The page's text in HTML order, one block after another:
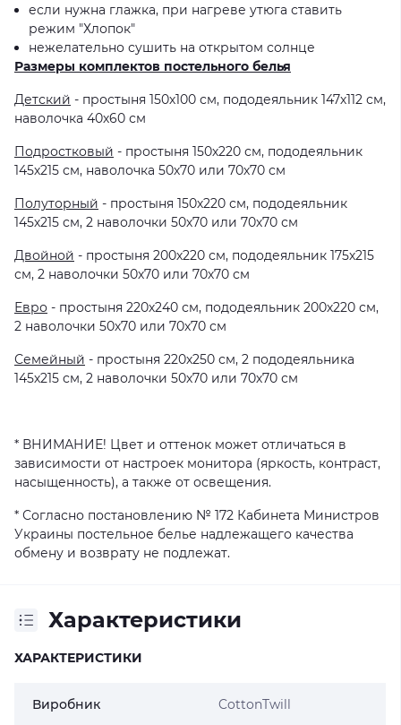
если нужна глажка, при нагреве утюга ставить
режим "Хлопок"
нежелательно сушить на открытом солнце
Размеры комплектов постельного белья
Детский - простыня 150х100 см, пододеяльник 147х112 см,
наволочка 40х60 см
Подростковый - простыня 150х220 см, пододеяльник
145х215 см, наволочка 50х70 или 70х70 см
Полуторный - простыня 150х220 см, пододеяльник
145х215 см, 2 наволочки 50х70 или 70х70 см
Двойной - простыня 200х220 см, пододеяльник 175х215
см, 2 наволочки 50х70 или 70х70 см
Евро - простыня 220х240 см, пододеяльник 200х220 см,
2 наволочки 50х70 или 70х70 см
Семейный - простыня 220х250 см, 2 пододеяльника
145х215 см, 2 наволочки 50х70 или 70х70 см
* ВНИМАНИЕ! Цвет и оттенок может отличаться в
зависимости от настроек монитора (яркость, контраст,
насыщенность), а также от освещения.
* Согласно постановлению № 172 Кабинета Министров
Украины постельное белье надлежащего качества
обмену и возврату не подлежат.
Характеристики
ХАРАКТЕРИСТИКИ
Виробник CottonTwill